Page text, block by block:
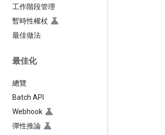
工作階段管理
暫時性權杖
最佳做法
最佳化
總覽
Batch API
Webhook
彈性推論